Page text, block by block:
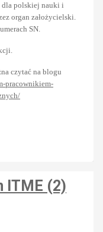
dla polskiej nauki i
organ założycielski.
SN.
czytać na blogu
pracownikiem-
ITME (2)